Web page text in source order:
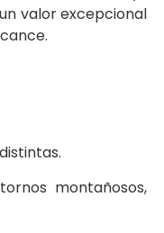
valor excepcional
montañosos,